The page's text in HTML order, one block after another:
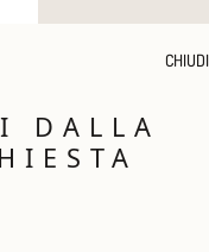
SIETE
Contattaci per
progettare la
CHIUDI
DALLA